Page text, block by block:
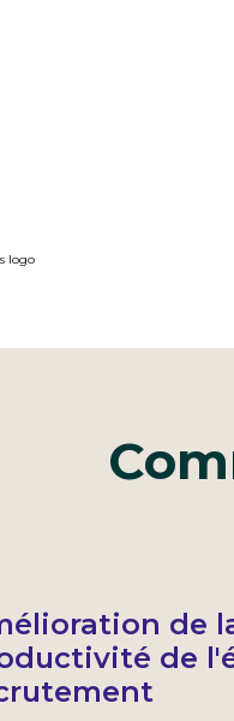
de
de